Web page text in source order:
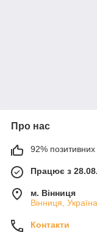
Про нас
92% позитивних
Працює з
м. Вінниця
Вінниця, Україна
Контакти